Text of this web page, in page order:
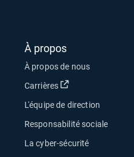
À propos
À propos de nous
Carrières
Ouvrir dans une
L'équipe de direction
Responsabilité sociale
La cyber-sécurité